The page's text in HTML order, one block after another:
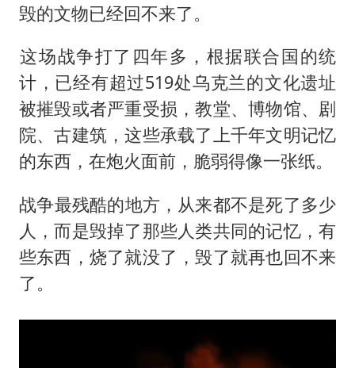
毁的文物已经回不来了。
​这场战争打了四年多，根据联合国的统
计，已经有超过519处乌克兰的文化遗址
被摧毁或者严重受损，教堂、博物馆、剧
院、古建筑，这些承载了上千年文明记忆
的东西，在炮火面前，脆弱得像一张纸。
​战争最残酷的地方，从来都不是死了多少
人，而是毁掉了那些人类共同的记忆，有
些东西，烧了就没了，毁了就再也回不来
了。